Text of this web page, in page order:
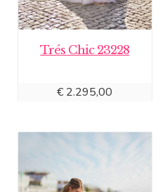
Trés Chic 23228
€2.295,00